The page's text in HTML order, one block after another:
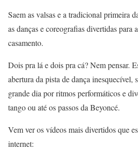
Saem as valsas e a tradicional primeira
as danças e coreografias divertidas para
casamento.
Dois pra lá e dois pra cá? Nem pensar.
abertura da pista de dança inesquecível,
grande dia por ritmos performáticos e
tango ou até os passos da Beyoncé.
Vem ver os vídeos mais divertidos que
internet: